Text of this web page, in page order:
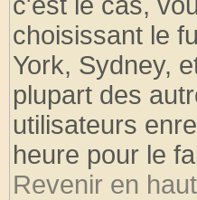
choisissant le
York, Sydney,
plupart des
utilisateurs
heure pour le
Revenir en haut